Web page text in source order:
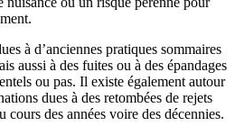
à d’anciennes pratiques sommaires
aussi à des fuites ou à des épandages
ou pas. Il existe également autour
dues à des retombées de rejets
cours des années voire des décennies.